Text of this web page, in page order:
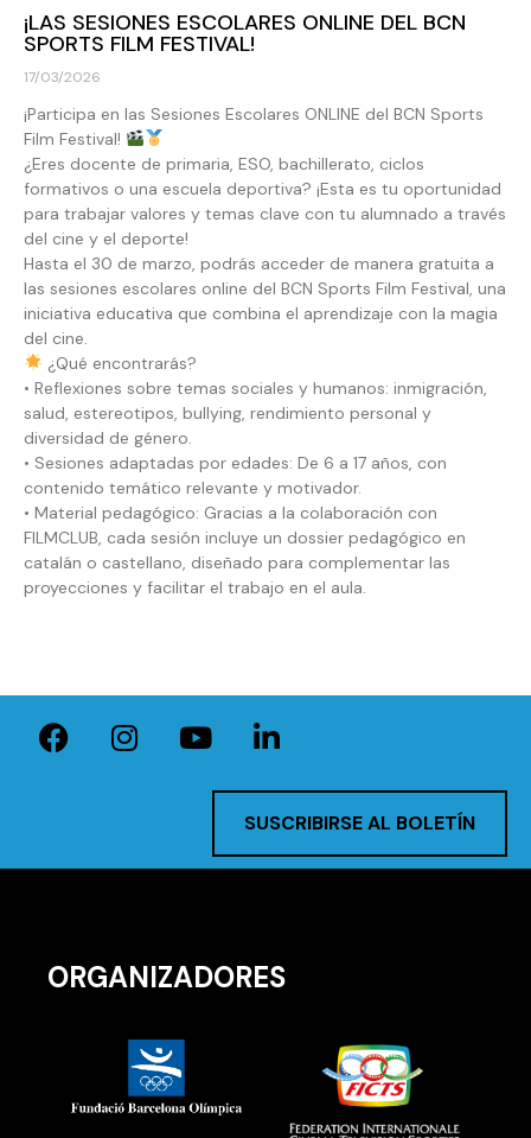
¡LAS SESIONES ESCOLARES ONLINE DEL BCN
SPORTS FILM FESTIVAL!
17/03/2026
¡Participa en las Sesiones Escolares ONLINE del BCN Sports
Film Festival!
¿Eres docente de primaria, ESO, bachillerato, ciclos
formativos o una escuela deportiva? ¡Esta es tu oportunidad
para trabajar valores y temas clave con tu alumnado a través
del cine y el deporte!
Hasta el 30 de marzo, podrás acceder de manera gratuita a
las sesiones escolares online del BCN Sports Film Festival, una
iniciativa educativa que combina el aprendizaje con la magia
del cine.
¿Qué encontrarás?
• Reflexiones sobre temas sociales y humanos: inmigración,
salud, estereotipos, bullying, rendimiento personal y
diversidad de género.
• Sesiones adaptadas por edades: De 6 a 17 años, con
contenido temático relevante y motivador.
• Material pedagógico: Gracias a la colaboración con
FILMCLUB, cada sesión incluye un dossier pedagógico en
catalán o castellano, diseñado para complementar las
proyecciones y facilitar el trabajo en el aula.
SUSCRIBIRSE AL BOLETÍN
ORGANIZADORES